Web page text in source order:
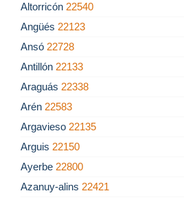
Altorricón 22540
Angüés 22123
Ansó 22728
Antillón 22133
Araguás 22338
Arén 22583
Argavieso 22135
Arguis 22150
Ayerbe 22800
Azanuy-alins 22421